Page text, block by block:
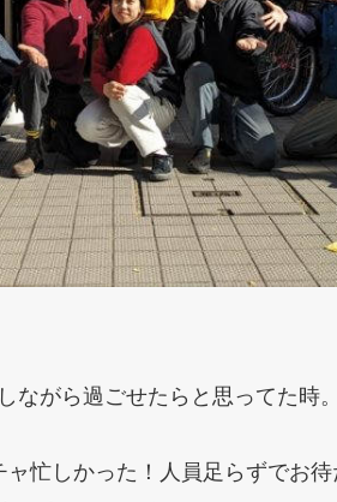
ながら過ごせたらと思ってた時
忙しかった！人員足らずでお